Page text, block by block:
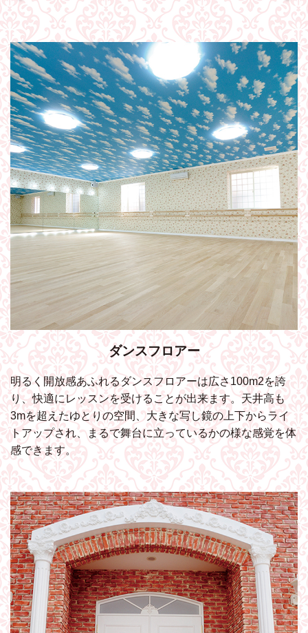
ダンスフロアー
明るく開放感あふれるダンスフロアーは広さ100m2を誇
り、快適にレッスンを受けることが出来ます。天井高も
3mを超えたゆとりの空間、大きな写し鏡の上下からライ
トアップされ、まるで舞台に立っているかの様な感覚を体
感できます。